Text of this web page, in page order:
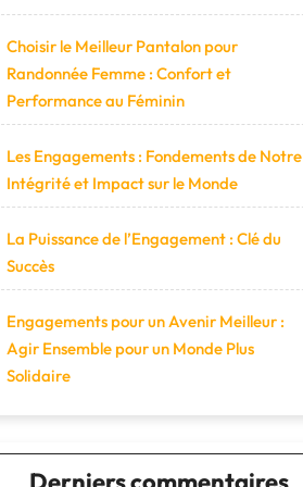
Choisir le Meilleur Pantalon pour
Randonnée Femme : Confort et
Performance au Féminin
Les Engagements : Fondements de Notre
Intégrité et Impact sur le Monde
La Puissance de l’Engagement : Clé du
Succès
Engagements pour un Avenir Meilleur :
Agir Ensemble pour un Monde Plus
Solidaire